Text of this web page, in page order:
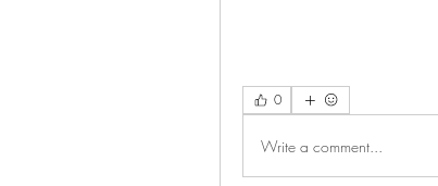
0
Write a comment...